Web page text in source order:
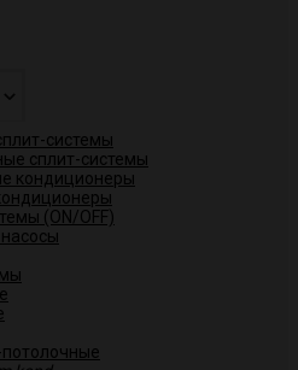
системы
сплит-системы
кондиционеры
(ON/OFF)